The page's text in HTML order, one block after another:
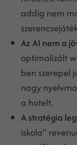
addig nem
Az AI nem a
optimalizált
ben szerepel
nagy
a hotelt.
A stratégia
iskola”